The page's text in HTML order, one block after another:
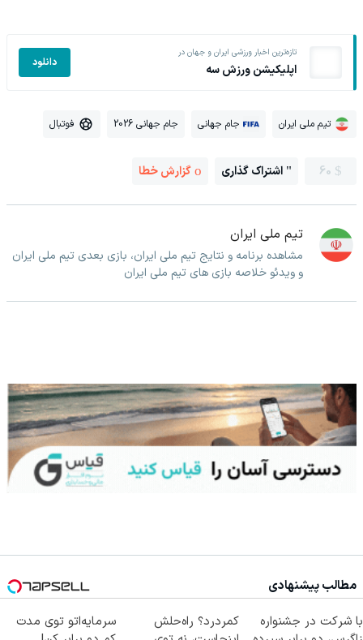
تازه‌ترین اخبار ورزشی ایران و جهان در
اپلیکیشن ورزش سه دانلود
تیم ملی ایران جام جهانی جام جهانی 2026 فوتبال
60 اشتراک گذاری گزارش خطا
تیم ملی ایران
مشاهده برنامه و نتایج تیم ملی ایران، بازی بعدی تیم ملی ایران
و ویدئو خلاصه بازی های تیم ملی ایران
مطالب پیشنهادی
با شرکت در جشنواره
کمردرد؟ راه‌حلش
سرمایه‌اتو توی مدت